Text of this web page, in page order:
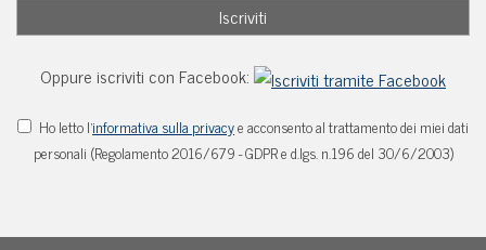
Oppure iscriviti con Facebook:
Ho letto l'informativa sulla privacye acconsento al trattamento dei miei dati
personali (Regolamento 2016/679 - GDPR e d.lgs. n.196 del 30/6/2003)